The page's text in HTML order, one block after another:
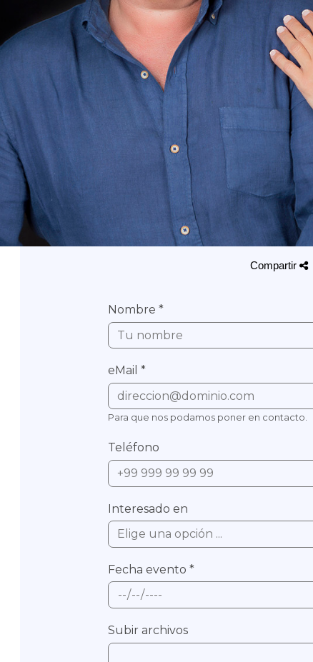
Compartir
Nombre *
eMail *
Para que nos podamos poner en contacto.
Teléfono
Interesado en
Fecha evento *
Subir archivos